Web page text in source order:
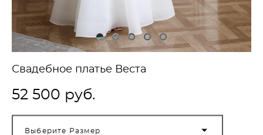
Свадебное платье Веста
52 500 pуб.
Выберите Размер